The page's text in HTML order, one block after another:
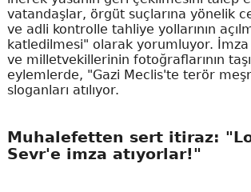
vatandaşlar, örgüt suçlarına yönelik
ve adli kontrolle tahliye yollarının
katledilmesi" olarak yorumluyor.
ve milletvekillerinin fotoğraflarının
eylemlerde, "Gazi Meclis'te terör
sloganları atılıyor.
Muhalefetten sert itiraz:
Sevr'e imza atıyorlar!"